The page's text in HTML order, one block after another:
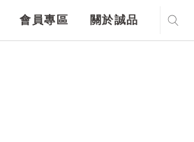
會員專區 關於誠品